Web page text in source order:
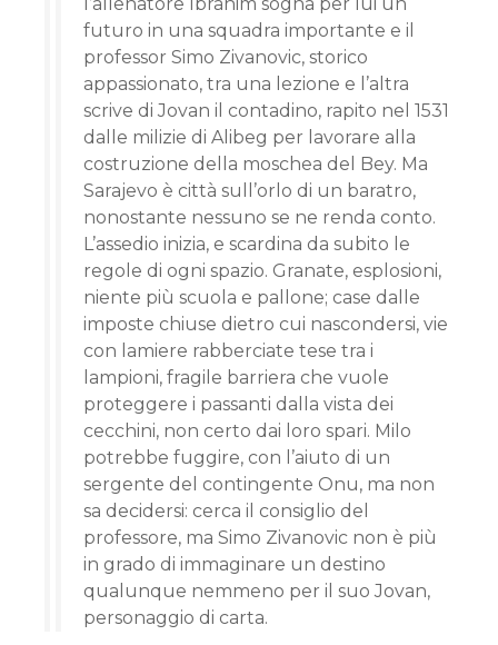
futuro in una squadra importante e il
professor Simo Zivanovic, storico
appassionato, tra una lezione e l’altra
scrive di Jovan il contadino, rapito nel 1531
dalle milizie di Alibeg per lavorare alla
costruzione della moschea del Bey. Ma
Sarajevo è città sull’orlo di un baratro,
nonostante nessuno se ne renda conto.
L’assedio inizia, e scardina da subito le
regole di ogni spazio. Granate, esplosioni,
niente più scuola e pallone; case dalle
imposte chiuse dietro cui nascondersi, vie
con lamiere rabberciate tese tra i
lampioni, fragile barriera che vuole
proteggere i passanti dalla vista dei
cecchini, non certo dai loro spari. Milo
potrebbe fuggire, con l’aiuto di un
sergente del contingente Onu, ma non
sa decidersi: cerca il consiglio del
professore, ma Simo Zivanovic non è più
in grado di immaginare un destino
qualunque nemmeno per il suo Jovan,
personaggio di carta.